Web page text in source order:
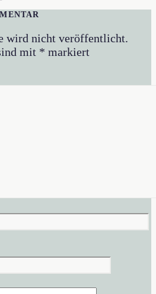
wird nicht veröffentlicht.
mit * markiert